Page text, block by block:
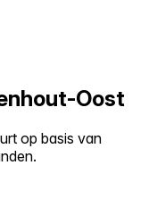
Oost
op basis van